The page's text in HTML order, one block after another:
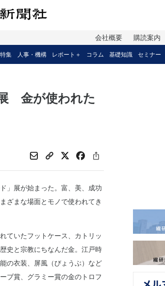
購読案内
会社概要
特集 人事・機構 レポート＋ コラム 基礎知識 セミナー
金が使われた
」展が始まった。富、美、成功
ざまな場面とモノで使われてき
ていたフットケース、カトリッ
史と宗教にちなんだ金。江戸時
の衣装、屏風（びょうぶ）など
ブ賞、グラミー賞の金のトロフ